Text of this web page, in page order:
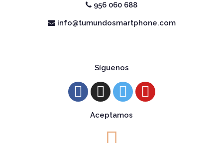
956 060 688
info@tumundosmartphone.com
Síguenos
Aceptamos